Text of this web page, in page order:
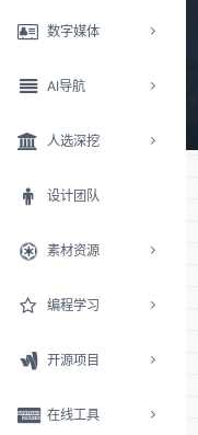
数字媒体
AI导航
人选深挖
设计团队
素材资源
编程学习
开源项目
在线工具